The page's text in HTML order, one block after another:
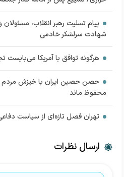
پیام تسلیت رهبر انقلاب،
شهادت سرلشکر خادمی
هرگونه توافق با آمریکا می‌بایست
حصن حصین ایران با خیزش
محفوظ ماند
تهران فصل تازه‌ای از سیاست
ارسال نظرات